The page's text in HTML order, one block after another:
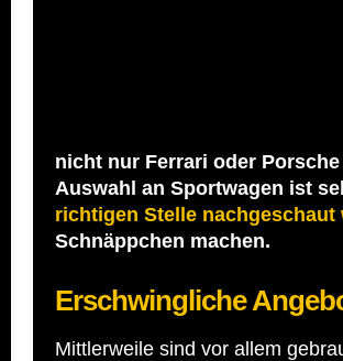
nicht nur Ferrari oder
Auswahl an Sportwagen ist
richtigen Stelle nachgeschaut
Schnäppchen machen.
Erschwingliche
Mittlerweile sind vor allem